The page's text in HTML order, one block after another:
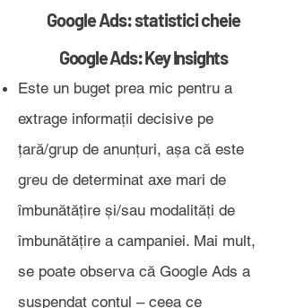
Google Ads: statistici cheie
Google Ads: Key Insights
Este un buget prea mic pentru a
extrage informații decisive pe
țară/grup de anunțuri, așa că este
greu de determinat axe mari de
îmbunătățire și/sau modalități de
îmbunătățire a campaniei. Mai mult,
se poate observa că Google Ads a
suspendat contul – ceea ce